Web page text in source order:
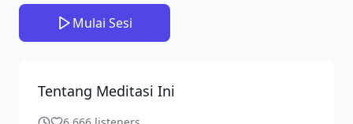
Mulai Sesi
Tentang Meditasi Ini